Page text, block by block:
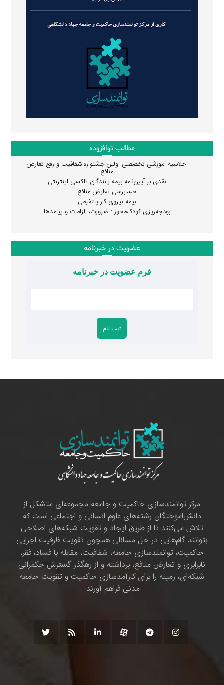
مطالب نوافزوده
اجلاسیه آموزشی تخصصی اولین جشنواره شفافیت و رفع تعارض
منافع
نقدی بر آیین‌نامه بیمه رانندگان تاکسی اینترنتی
حسابرسی تعارض منافع
بیمه نیروی کار پلتفرمی
بودجه‌ریزی کودک‌محور : ضرورت، الزامات و پیامدها
عضویت در خبرنامه
فرم عضویت در خبرنامه
مرکز توانمندسازی حاکمیت و جامعه مجموعه‌ای متشکل از
دانش‌اموختگان رشته‌های علوم انسانی و اجتماعی است که
تلاش می‌کنند تا از طریق ایجاد و تقویت شبکه‌های اصلاحی
بتوانند گام‌هایی در حل مسائلی همچون تقویت ظرفیت اجرایی
حاکمیت، توانمندسازی جامعه، شفافیت، مقابله با فساد، فقر،
نابرابری و تعارض منافع، برداشته و از رهگذر گسترش حکمرانی
شبکه‌ای، زمینه را برای کارآمدسازی حاکمیت و تقویت جامعه
مدنی فراهم آورند.